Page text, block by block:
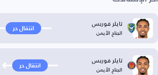
تايلر فوربس
الجناح الأيمن انتقال حر
تايلر فوربس
الجناح الأيمن انتقال حر